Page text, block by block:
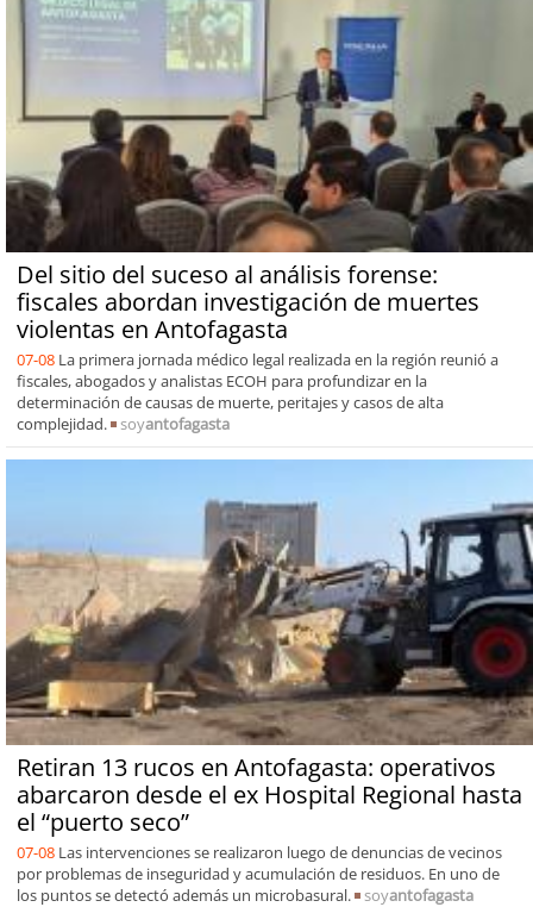
Del sitio del suceso al análisis forense:
fiscales abordan investigación de muertes
violentas en Antofagasta
07-08 La primera jornada médico legal realizada en la región reunió a
fiscales, abogados y analistas ECOH para profundizar en la
determinación de causas de muerte, peritajes y casos de alta
complejidad.
soyantofagasta
Retiran 13 rucos en Antofagasta: operativos
abarcaron desde el ex Hospital Regional hasta
el “puerto seco”
07-08 Las intervenciones se realizaron luego de denuncias de vecinos
por problemas de inseguridad y acumulación de residuos. En uno de
los puntos se detectó además un microbasural.
soyantofagasta